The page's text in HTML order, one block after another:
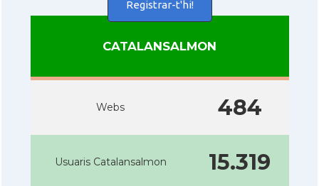
Registrar-t'hi!
CATALANSALMON
Webs 484
Usuaris Catalansalmon 15.319